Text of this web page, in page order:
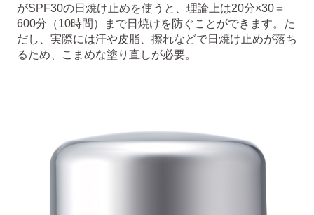
がSPF30の日焼け止めを使うと、理論上は20分×30＝
600分（10時間）まで日焼けを防ぐことができます。た
だし、実際には汗や皮脂、擦れなどで日焼け止めが落ち
るため、こまめな塗り直しが必要。